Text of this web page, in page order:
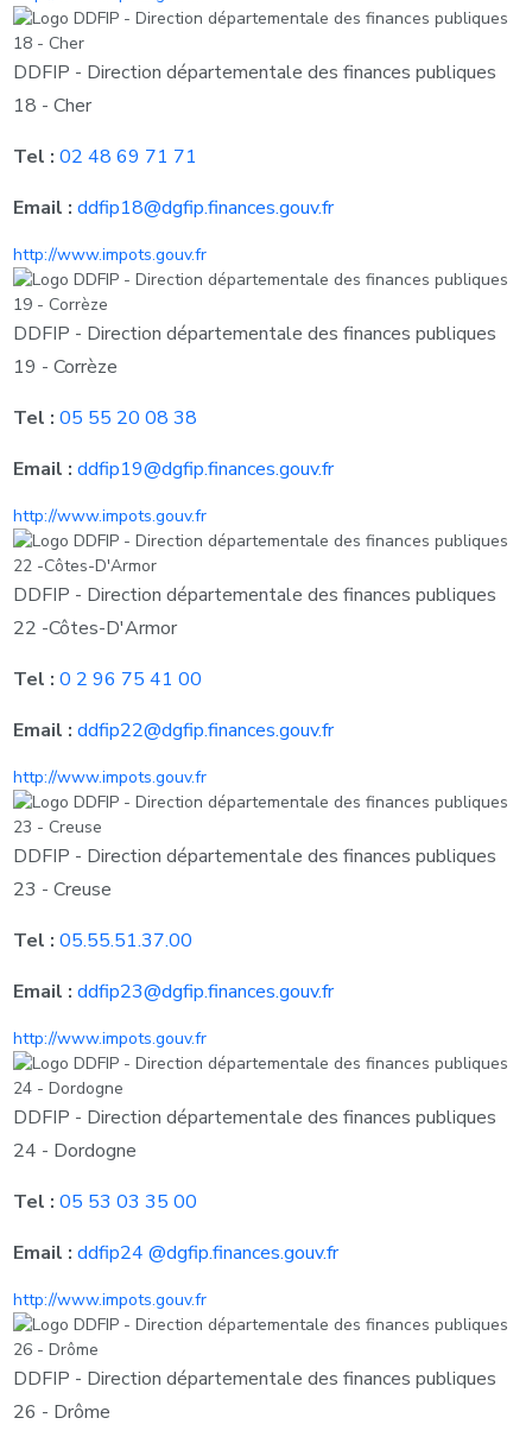
DDFIP - Direction départementale des finances publiques
18 - Cher
Tel : 02 48 69 71 71
Email : ddfip18@dgfip.finances.gouv.fr
http://www.impots.gouv.fr
DDFIP - Direction départementale des finances publiques
19 - Corrèze
Tel : 05 55 20 08 38
Email : ddfip19@dgfip.finances.gouv.fr
http://www.impots.gouv.fr
DDFIP - Direction départementale des finances publiques
22 -Côtes-D'Armor
Tel : 0 2 96 75 41 00
Email : ddfip22@dgfip.finances.gouv.fr
http://www.impots.gouv.fr
DDFIP - Direction départementale des finances publiques
23 - Creuse
Tel : 05.55.51.37.00
Email : ddfip23@dgfip.finances.gouv.fr
http://www.impots.gouv.fr
DDFIP - Direction départementale des finances publiques
24 - Dordogne
Tel : 05 53 03 35 00
Email : ddfip24 @dgfip.finances.gouv.fr
http://www.impots.gouv.fr
DDFIP - Direction départementale des finances publiques
26 - Drôme